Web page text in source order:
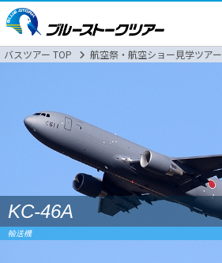
高速バス
バスツアー
バスツアー TOP 航空祭・航空ショー見学ツアー
KC-46A
輸送機